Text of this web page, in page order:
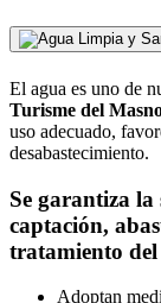
El agua es uno de
Turisme del
uso adecuado,
desabastecimiento.
Se garantiza la
captación,
tratamiento del
Adoptan